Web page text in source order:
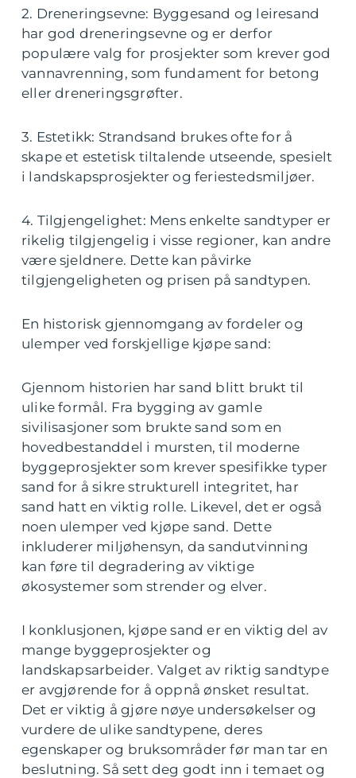
2. Dreneringsevne: Byggesand og leiresand
har god dreneringsevne og er derfor
populære valg for prosjekter som krever god
vannavrenning, som fundament for betong
eller dreneringsgrøfter.
3. Estetikk: Strandsand brukes ofte for å
skape et estetisk tiltalende utseende, spesielt
i landskapsprosjekter og feriestedsmiljøer.
4. Tilgjengelighet: Mens enkelte sandtyper er
rikelig tilgjengelig i visse regioner, kan andre
være sjeldnere. Dette kan påvirke
tilgjengeligheten og prisen på sandtypen.
En historisk gjennomgang av fordeler og
ulemper ved forskjellige kjøpe sand:
Gjennom historien har sand blitt brukt til
ulike formål. Fra bygging av gamle
sivilisasjoner som brukte sand som en
hovedbestanddel i mursten, til moderne
byggeprosjekter som krever spesifikke typer
sand for å sikre strukturell integritet, har
sand hatt en viktig rolle. Likevel, det er også
noen ulemper ved kjøpe sand. Dette
inkluderer miljøhensyn, da sandutvinning
kan føre til degradering av viktige
økosystemer som strender og elver.
I konklusjonen, kjøpe sand er en viktig del av
mange byggeprosjekter og
landskapsarbeider. Valget av riktig sandtype
er avgjørende for å oppnå ønsket resultat.
Det er viktig å gjøre nøye undersøkelser og
vurdere de ulike sandtypene, deres
egenskaper og bruksområder før man tar en
beslutning. Så sett deg godt inn i temaet og